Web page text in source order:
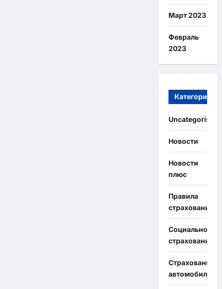
Март 2023
Февраль
2023
Категории
Uncategorised
Новости
Новости
плюс
Правила
страхования
Социальное
страхование
Страхование
автомобиля